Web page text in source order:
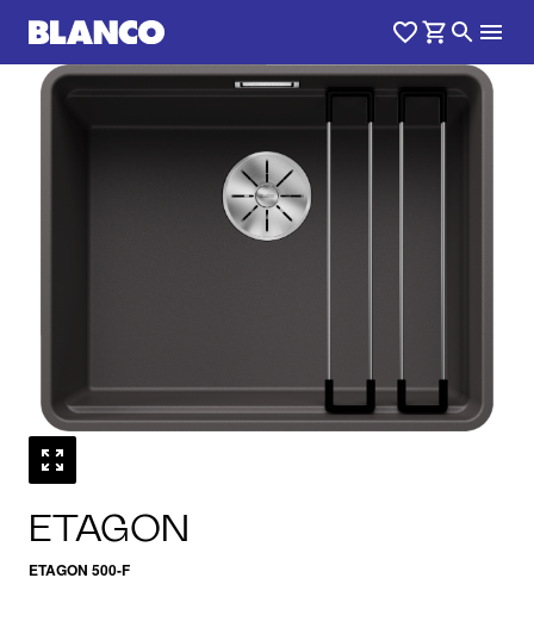
ETAGON
ETAGON 500-F
1 /0